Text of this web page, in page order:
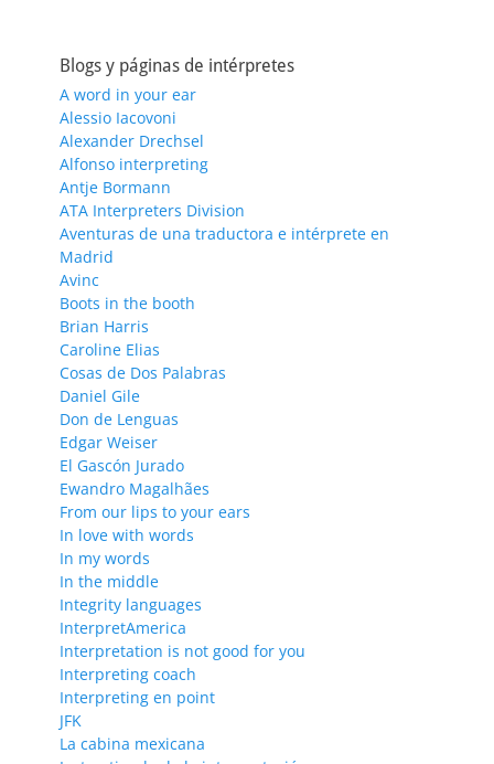
Blogs y páginas de intérpretes
A word in your ear
Alessio Iacovoni
Alexander Drechsel
Alfonso interpreting
Antje Bormann
ATA Interpreters Division
Aventuras de una traductora e intérprete en
Madrid
Avinc
Boots in the booth
Brian Harris
Caroline Elias
Cosas de Dos Palabras
Daniel Gile
Don de Lenguas
Edgar Weiser
El Gascón Jurado
Ewandro Magalhães
From our lips to your ears
In love with words
In my words
In the middle
Integrity languages
InterpretAmerica
Interpretation is not good for you
Interpreting coach
Interpreting en point
JFK
La cabina mexicana